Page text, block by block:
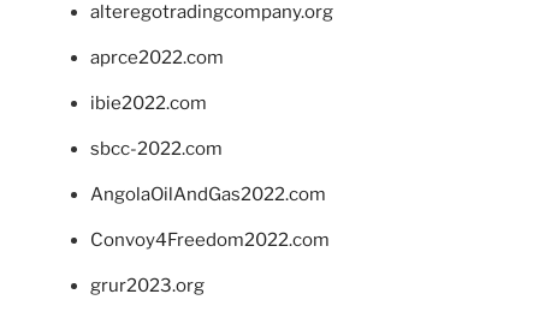
alteregotradingcompany.org
aprce2022.com
ibie2022.com
sbcc-2022.com
AngolaOilAndGas2022.com
Convoy4Freedom2022.com
grur2023.org